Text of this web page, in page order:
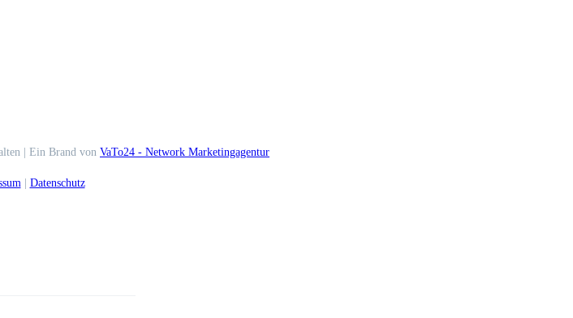
| Ein Brand von VaTo24 - Network Marketingagentur
| Datenschutz